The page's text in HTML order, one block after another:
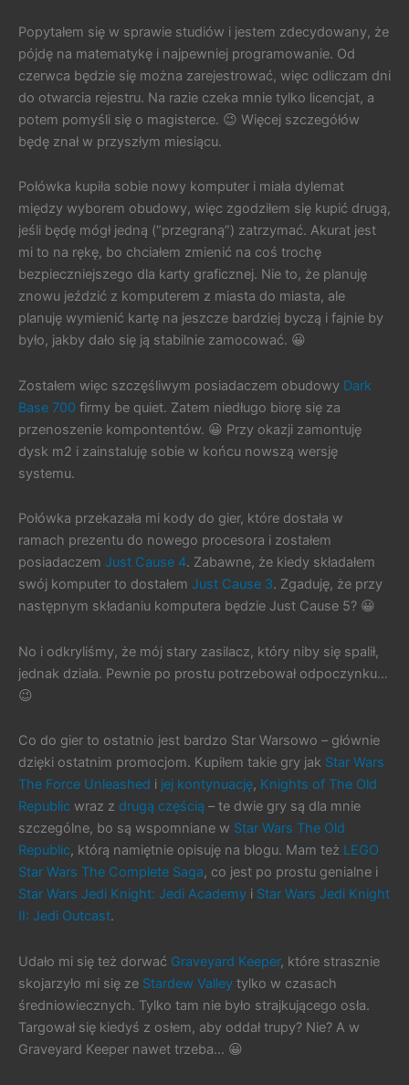
Popytałem się w sprawie studiów i jestem zdecydowany, że
pójdę na matematykę i najpewniej programowanie. Od
czerwca będzie się można zarejestrować, więc odliczam dni
do otwarcia rejestru. Na razie czeka mnie tylko licencjat, a
potem pomyśli się o magisterce. 😉 Więcej szczegółów
będę znał w przyszłym miesiącu.
Połówka kupiła sobie nowy komputer i miała dylemat
między wyborem obudowy, więc zgodziłem się kupić drugą,
jeśli będę mógł jedną (“przegraną”) zatrzymać. Akurat jest
mi to na rękę, bo chciałem zmienić na coś trochę
bezpieczniejszego dla karty graficznej. Nie to, że planuję
znowu jeździć z komputerem z miasta do miasta, ale
planuję wymienić kartę na jeszcze bardziej byczą i fajnie by
było, jakby dało się ją stabilnie zamocować. 😀
Zostałem więc szczęśliwym posiadaczem obudowy Dark
Base 700 firmy be quiet. Zatem niedługo biorę się za
przenoszenie kompontentów. 😀 Przy okazji zamontuję
dysk m2 i zainstaluję sobie w końcu nowszą wersję
systemu.
Połówka przekazała mi kody do gier, które dostała w
ramach prezentu do nowego procesora i zostałem
posiadaczem Just Cause 4. Zabawne, że kiedy składałem
swój komputer to dostałem Just Cause 3. Zgaduję, że przy
następnym składaniu komputera będzie Just Cause 5? 😀
No i odkryliśmy, że mój stary zasilacz, który niby się spalił,
jednak działa. Pewnie po prostu potrzebował odpoczynku…
😉
Co do gier to ostatnio jest bardzo Star Warsowo – głównie
dzięki ostatnim promocjom. Kupiłem takie gry jak Star Wars
The Force Unleashed i jej kontynuację, Knights of The Old
Republic wraz z drugą częścią – te dwie gry są dla mnie
szczególne, bo są wspomniane w Star Wars The Old
Republic, którą namiętnie opisuję na blogu. Mam też LEGO
Star Wars The Complete Saga, co jest po prostu genialne i
Star Wars Jedi Knight: Jedi Academy i Star Wars Jedi Knight
II: Jedi Outcast.
Udało mi się też dorwać Graveyard Keeper, które strasznie
skojarzyło mi się ze Stardew Valley tylko w czasach
średniowiecznych. Tylko tam nie było strajkującego osła.
Targował się kiedyś z osłem, aby oddał trupy? Nie? A w
Graveyard Keeper nawet trzeba… 😀